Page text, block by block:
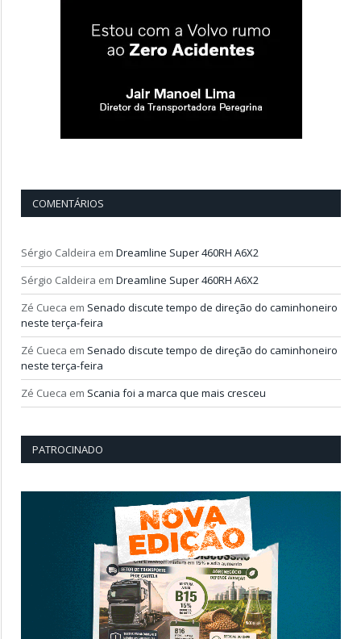
COMENTÁRIOS
Sérgio Caldeira em Dreamline Super 460RH A6X2
Sérgio Caldeira em Dreamline Super 460RH A6X2
Zé Cueca em Senado discute tempo de direção do caminhoneiro
neste terça-feira
Zé Cueca em Senado discute tempo de direção do caminhoneiro
neste terça-feira
Zé Cueca em Scania foi a marca que mais cresceu
PATROCINADO